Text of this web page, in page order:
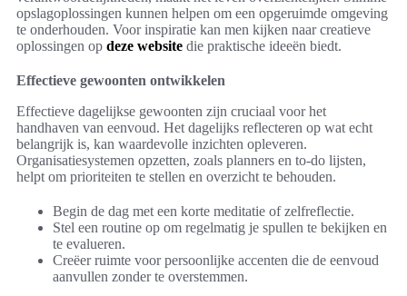
opslagoplossingen kunnen helpen om een opgeruimde omgeving
te onderhouden. Voor inspiratie kan men kijken naar creatieve
oplossingen op deze website die praktische ideeën biedt.
Effectieve gewoonten ontwikkelen
Effectieve dagelijkse gewoonten zijn cruciaal voor het
handhaven van eenvoud. Het dagelijks reflecteren op wat echt
belangrijk is, kan waardevolle inzichten opleveren.
Organisatiesystemen opzetten, zoals planners en to-do lijsten,
helpt om prioriteiten te stellen en overzicht te behouden.
Begin de dag met een korte meditatie of zelfreflectie.
Stel een routine op om regelmatig je spullen te bekijken en
te evalueren.
Creëer ruimte voor persoonlijke accenten die de eenvoud
aanvullen zonder te overstemmen.